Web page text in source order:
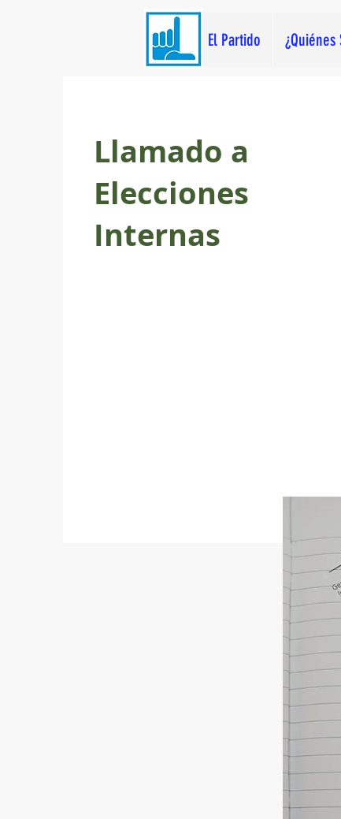
El Partido ¿Quiénes
Llamado a
Elecciones
Internas